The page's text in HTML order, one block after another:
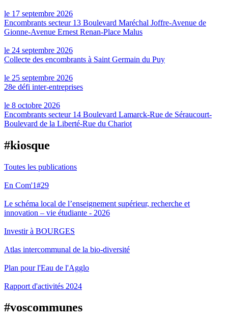
le 17 septembre 2026
Encombrants secteur 13 Boulevard Maréchal Joffre-Avenue de
Gionne-Avenue Ernest Renan-Place Malus
le 24 septembre 2026
Collecte des encombrants à Saint Germain du Puy
le 25 septembre 2026
28e défi inter-entreprises
le 8 octobre 2026
Encombrants secteur 14 Boulevard Lamarck-Rue de Séraucourt-
Boulevard de la Liberté-Rue du Chariot
#kiosque
Toutes les publications
En Com'1#29
Le schéma local de l’enseignement supérieur, recherche et
innovation – vie étudiante - 2026
Investir à BOURGES
Atlas intercommunal de la bio-diversité
Plan pour l'Eau de l'Agglo
Rapport d'activités 2024
#voscommunes